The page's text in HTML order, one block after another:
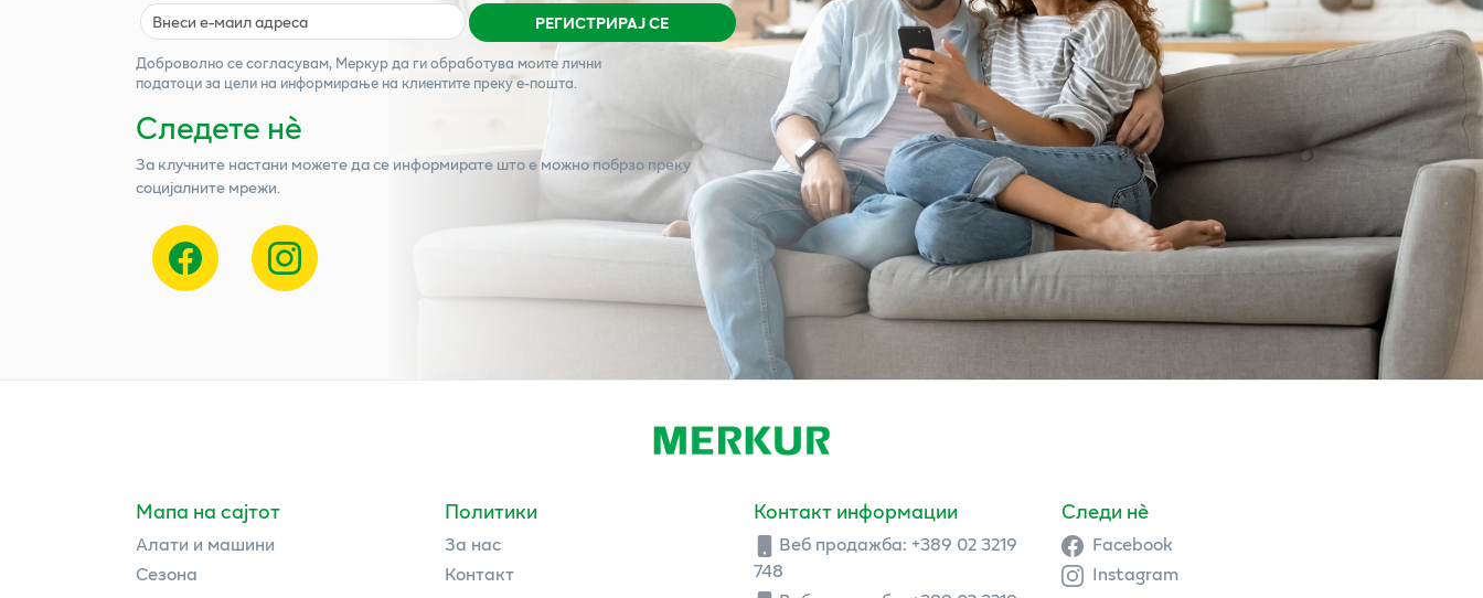
РЕГИСТРИРАЈ СЕ
Доброволно се согласувам, Меркурда ги обработува моите лични
податоци за цели на информирање на клиентите преку е-пошта.
Следете нѐ
За клучните настани можете да се информирате што е можно побрзо преку
социјалните мрежи.
Мапа на сајтот
Алати и машини
Сезона
Политики
За нас
Контакт
Контакт информации
Веб продажба: +389 02 3219
748
Следи нè
Facebook
Instagram